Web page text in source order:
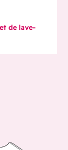
de lave-